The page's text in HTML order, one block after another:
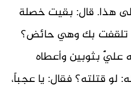
هذا. قال: بقيت خصلة
تلقفت بك وهي حائض؟
عليٌّ بثوبين وأعطاه
لو قتلته؟ فقال: يا عجباً،